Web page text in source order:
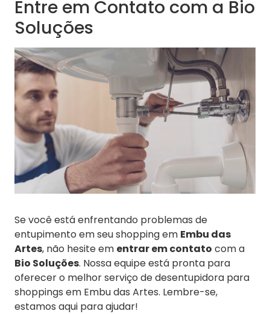
Entre em Contato com a Bio
Soluções
Se você está enfrentando problemas de
entupimento em seu shopping em Embu das
Artes, não hesite em entrar em contato com a
Bio Soluções. Nossa equipe está pronta para
oferecer o melhor serviço de desentupidora para
shoppings em Embu das Artes. Lembre-se,
estamos aqui para ajudar!